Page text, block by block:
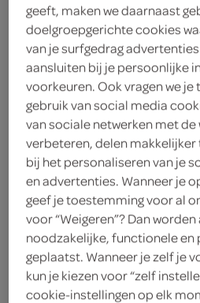
Duni Duni
check
1 Stuks
7.89
Lokaal
1 Stuks
0.00
geeft, maken we daarnaast
doelgroepgerichte cookies
van je surfgedrag
aansluiten bij je persoonlijke
voorkeuren. Ook vragen we
gebruik van social media
van sociale netwerken met
verbeteren, delen makkelijker
bij het personaliseren van je
en advertenties. Wanneer je
geef je toestemming voor al
voor “Weigeren”? Dan
noodzakelijke, functionele
geplaatst. Wanneer je zelf je
kun je kiezen voor “zelf
cookie-instellingen op elk